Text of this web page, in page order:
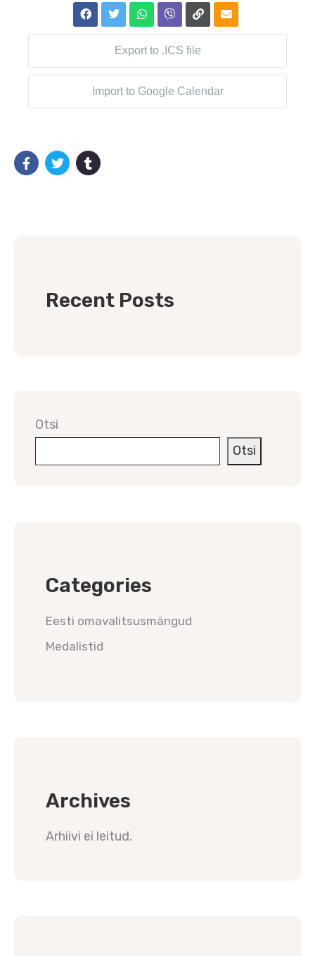
Export to .ICS file
Import to Google Calendar
Recent Posts
Otsi
Otsi
Categories
Eesti omavalitsusmängud
Medalistid
Archives
Arhiivi ei leitud.